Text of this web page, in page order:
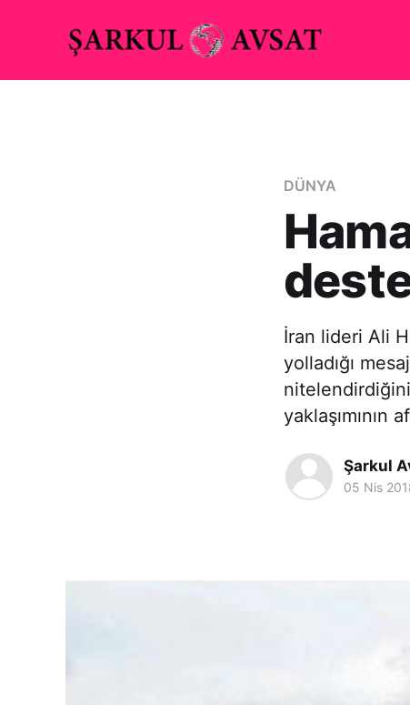
DÜNYA
İran lideri Ali
yolladığı
Şarkul
05 Nis